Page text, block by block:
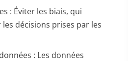
: Éviter les biais, qui
décisions prises par les
: Les données